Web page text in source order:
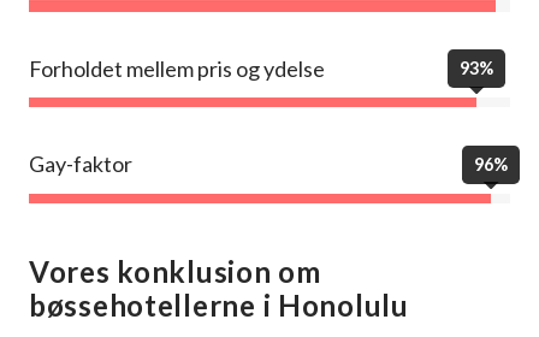
Forholdet mellem pris og ydelse 93%
Gay-faktor 96%
Vores konklusion om
bøssehotellerne i Honolulu